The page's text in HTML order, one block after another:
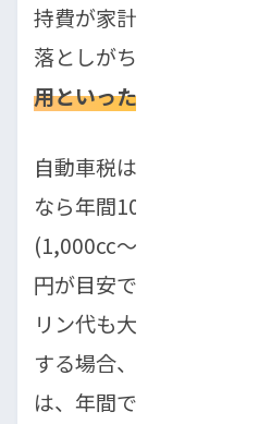
持費が家計に大きく影響
落としがちなのが、
用といったランニングコ
自動車税は排気量によっ
なら年間10,800円、コン
(1,000cc〜1,500cc)なら
円が目安です。また、燃
リン代も大きく変わりま
する場合、燃費20km/L
は、年間で約8万円もの